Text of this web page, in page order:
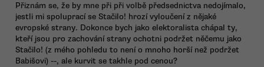
Přiznám se, že by mne při při volbě předsednictva nedojímalo,
jestli mi spoluprací se Stačilo! hrozí vyloučení z nějaké
evropské strany. Dokonce bych jako elektoralista chápal ty,
kteří jsou pro zachování strany ochotni podržet něčemu jako
Stačilo! (z mého pohledu to není o mnoho horší než podržet
Babišovi) --, ale kurvit se takhle pod cenou?